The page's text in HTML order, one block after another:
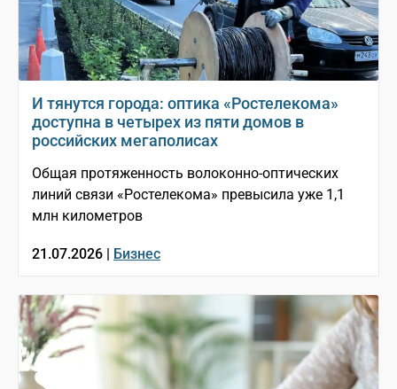
И тянутся города: оптика «Ростелекома»
доступна в четырех из пяти домов в
российских мегаполисах
Общая протяженность волоконно-оптических
линий связи «Ростелекома» превысила уже 1,1
млн километров
21.07.2026 | Бизнес